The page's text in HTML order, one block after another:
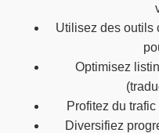
Utilisez des outils
Optimisez
Profitez du
Diversifiez